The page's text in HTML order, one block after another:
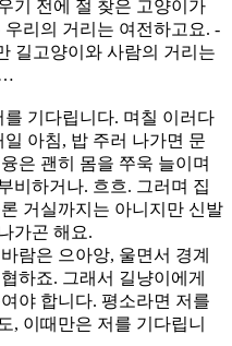
기 전에 절 찾은 고양이가
리의 거리는 여전하고요. -
길고양이와 사람의 거리는
…
기다립니다. 며칠 이러다
아침, 밥 주러 나가면 문
은 괜히 몸을 쭈욱 늘이며
비하거나. 흐흐. 그러며 집
거실까지는 아니지만 신발
가곤 해요.
람은 으아앙, 울면서 경계
하죠. 그래서 길냥이에게
야 합니다. 평소라면 저를
, 이때만은 저를 기다립니